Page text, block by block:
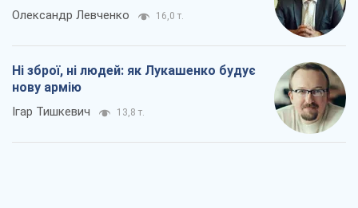
Олександр Левченко 16,0 т.
Ні зброї, ні людей: як Лукашенко будує
нову армію
Ігар Тишкевич 13,8 т.